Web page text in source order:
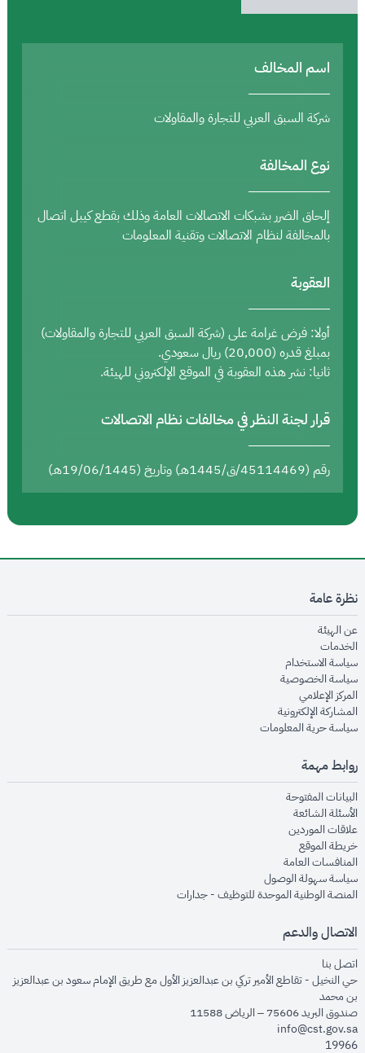
اسم المخالف
شركة السبق العربي للتجارة والمقاولات
نوع المخالفة
إلحاق الضرر بشبكات الاتصالات العامة وذلك بقطع كيبل اتصال
بالمخالفة لنظام الاتصالات وتقنية المعلومات
العقوبة
أولا: فرض غرامة على (شركة السبق العربي للتجارة والمقاولات)
بمبلغ قدره (20,000) ريال سعودي.
ثانيا: نشر هذه العقوبة في الموقع الإلكتروني للهيئة.
قرار لجنة النظر في مخالفات نظام الاتصالات
رقم (45114469/ق/1445هـ) وتاريخ (19/06/1445هـ)
نظرة عامة
عن الهيئةopens in new window
الخدماتopens in new window
سياسة الاستخدام
سياسة الخصوصيةopens in new window
المركز الإعلاميopens in new window
المشاركة الإلكترونيةopens in new window
سياسة حرية المعلوماتopens in new window
روابط مهمة
البيانات المفتوحةopens in new window
الأسئلة الشائعةopens in new window
علاقات الموردينopens in new window
خريطة الموقعopens in new window
المنافسات العامةopens in new window
سياسة سهولة الوصولopens in new window
المنصة الوطنية الموحدة للتوظيف - جداراتopens in new window
الاتصال والدعم
اتصل بنا
حي النخيل - تقاطع الأمير تركي بن عبدالعزيز الأول مع طريق الإمام سعود بن عبدالعزيز
بن محمد
صندوق البريد 75606 – الرياض 11588
info@cst.gov.sa
19966